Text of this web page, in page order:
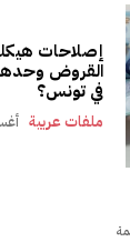
إصلاحات
القروض وحدها
في تونس؟
ملفات عربية